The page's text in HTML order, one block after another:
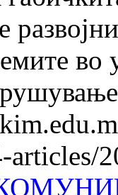
во
articles/